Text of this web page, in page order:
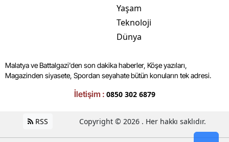
Yaşam
Teknoloji
Dünya
Malatya ve Battalgazi'den son dakika haberler, Köşe yazıları,
Magazinden siyasete, Spordan seyahate bütün konuların tek adresi.
İletişim : 0850 302 6879
RSS Copyright © 2026 . Her hakkı saklıdır.